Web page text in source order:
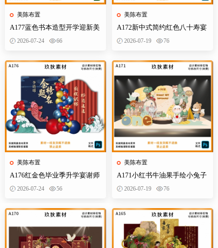
美陈布置
A177蓝色书本造型开学迎新美
陈KT板欢迎新同学开学典礼合
2026-07-24 66
美陈布置
A176红金色毕业季升学宴谢师
宴金榜题名开学派对背景布置
2026-07-24 56
美陈布置
A172新中式简约红色八十寿宴
生日宴舞台迎宾区背景布置
2026-07-19 76
美陈布置
A171小红书牛油果手绘小兔子
小熊狐狸宝宝宴插画森系派对
2026-07-19 76